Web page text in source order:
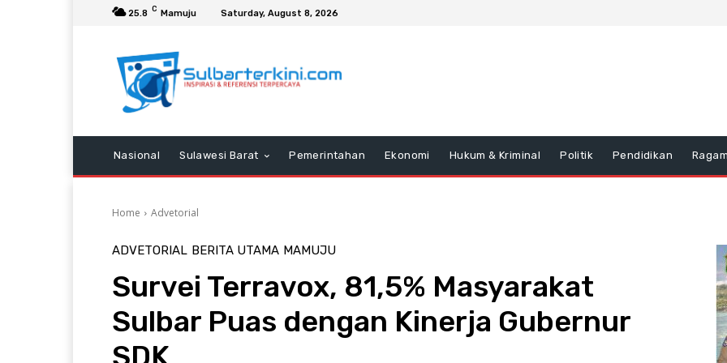
25.8 C Mamuju Saturday, August 8, 2026
Nasional Sulawesi Barat Pemerintahan Ekonomi Hukum & Kriminal Politik Pendidikan
Home Advetorial
ADVETORIAL BERITA UTAMA MAMUJU
Survei Terravox, 81,5% Masyarakat
Sulbar Puas dengan Kinerja Gubernur
SDK